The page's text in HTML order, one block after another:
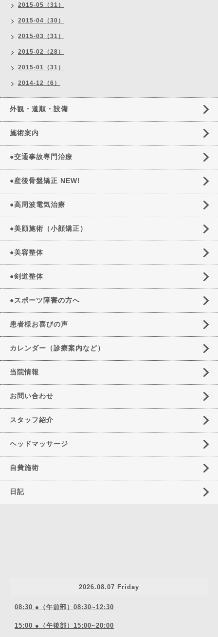
2015-05（31）
2015-04（30）
2015-03（31）
2015-02（28）
2015-01（31）
2014-12（6）
外観・道順・設備
施術案内
●交通事故専門治療
●産後骨盤矯正 NEW!
●高周波電気治療
●美顔施術（小顔矯正）
●美容整体
●剣道整体
●スポーツ障害の方へ
患者様お喜びの声
カレンダー（診療案内など）
当院情報
お問い合わせ
スタッフ紹介
ヘッドマッサージ
自費施術
日記
2026.08.07 Friday
08:30 ●（午前部）08:30~12:30
15:00 ●（午後部）15:00~20:00